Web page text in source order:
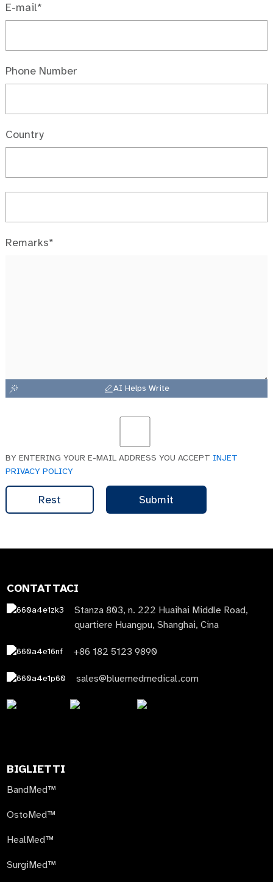
E-mail*
Phone Number
Country
Remarks*
AI Helps Write
BY ENTERING YOUR E-MAIL ADDRESS YOU ACCEPT INJET
PRIVACY POLICY
Rest Submit
CONTATTACI
Stanza 803, n. 222 Huaihai Middle Road,
quartiere Huangpu, Shanghai, Cina
+86 182 5123 9890
sales@bluemedmedical.com
BIGLIETTI
BandMed™
OstoMed™
HealMed™
SurgiMed™